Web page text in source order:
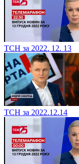
ТСН за 2022. 12. 13
ТСН за 2022.12.14